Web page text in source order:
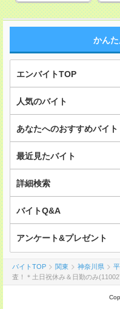
かん
エンバイトTOP
人気のバイト
あなたへのおすすめバイト
最近見たバイト
詳細検索
バイトQ&A
アンケート&プレゼント
バイトTOP 関東 神奈川県
査！＊土日祝休み＆日勤のみ